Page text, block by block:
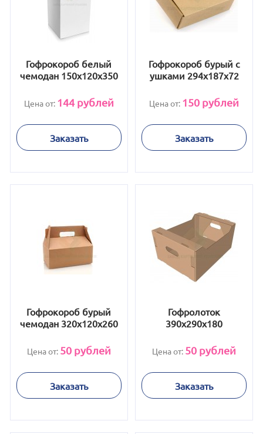
Гофрокороб белый
чемодан 150х120х350
Цена от: 144рублей
Заказать
Гофрокороб бурый с
ушками 294х187х72
Цена от: 150 рублей
Заказать
Гофрокороб бурый
чемодан 320х120х260
Цена от: 50рублей
Заказать
Гофролоток
390x290x180
Цена от: 50 рублей
Заказать